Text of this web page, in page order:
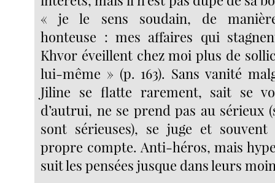
« je le sens soudain, de
honteuse : mes affaires qui
Khvor éveillent chez moi plus de
lui-même » (p. 163). Sans vanité
Jiline se flatte rarement, sait se
d’autrui, ne se prend pas au sérieux
sont sérieuses), se juge et
propre compte. Anti-héros, mais
suit les pensées jusque dans leurs